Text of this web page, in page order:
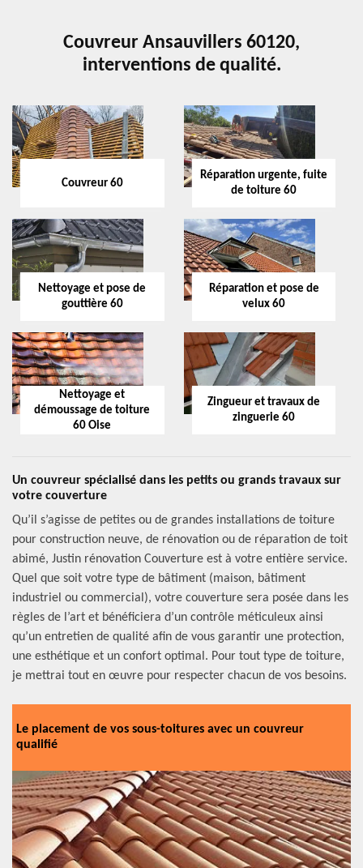
Couvreur Ansauvillers 60120,
interventions de qualité.
Couvreur 60
Réparation urgente, fuite
de toiture 60
Nettoyage et pose de
gouttière 60
Réparation et pose de
velux 60
Nettoyage et
démoussage de toiture
60 Oise
Zingueur et travaux de
zinguerie 60
Un couvreur spécialisé dans les petits ou grands travaux sur
votre couverture
Qu’il s’agisse de petites ou de grandes installations de toiture
pour construction neuve, de rénovation ou de réparation de toit
abimé, Justin rénovation Couverture est à votre entière service.
Quel que soit votre type de bâtiment (maison, bâtiment
industriel ou commercial), votre couverture sera posée dans les
règles de l’art et bénéficiera d’un contrôle méticuleux ainsi
qu’un entretien de qualité afin de vous garantir une protection,
une esthétique et un confort optimal. Pour tout type de toiture,
je mettrai tout en œuvre pour respecter chacun de vos besoins.
Le placement de vos sous-toitures avec un couvreur
qualifié